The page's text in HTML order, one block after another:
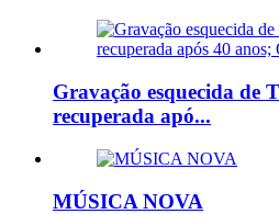
Gravação esquecida de
recuperada apó...
MÚSICA NOVA